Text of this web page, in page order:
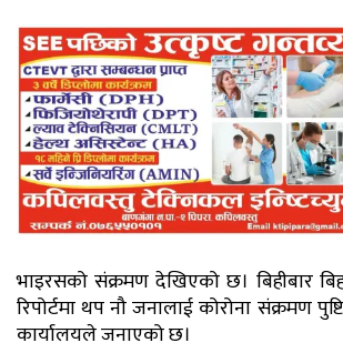
भाइरसको संक्रमण देखिएको छ। बिहीबार
रिपोर्टमा थप नौ जनालाई कोरोना संक्रमण
कार्यालयले जनाएको छ।